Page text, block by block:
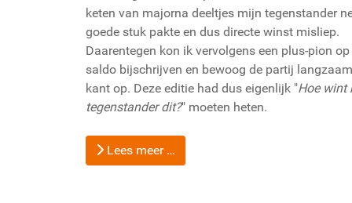
keten van majorna deeltjes mijn tegenstander
goede stuk pakte en dus directe winst misliep.
Daarentegen kon ik vervolgens een plus-pion
saldo bijschrijven en bewoog de partij
kant op. Deze editie had dus eigenlijk "Hoe wint
tegenstander dit?" moeten heten.
Lees meer …